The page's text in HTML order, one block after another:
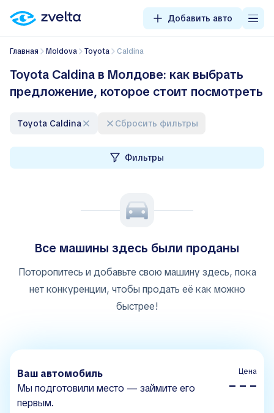
Добавить авто
Главная Moldova Toyota Caldina
Toyota Caldina в Молдове: как выбрать
предложение, которое стоит посмотреть
Toyota Caldina Сбросить фильтры
Фильтры
Все машины здесь были проданы
Поторопитесь и добавьте свою машину здесь, пока
нет конкуренции, чтобы продать её как можно
быстрее!
Ваш автомобиль
Мы подготовили место — займите его
первым.
Цена
– – –